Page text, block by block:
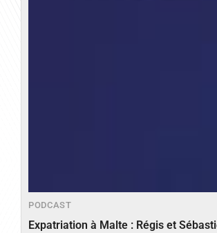
PODCAST
Expatriation à Malte : Régis et